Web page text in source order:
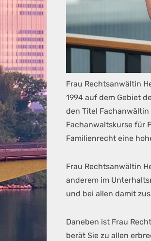
Frau Rechtsanwältin
1994 auf dem Gebiet
den Titel
Fachanwaltskurse für
Familienrecht eine
Frau Rechtsanwältin
anderem im
und bei allen damit
Daneben ist Frau
berät Sie zu allen